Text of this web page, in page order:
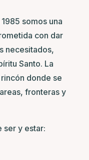
somos una
con dar
necesitados,
Santo. La
donde se
fronteras y
ser y estar: